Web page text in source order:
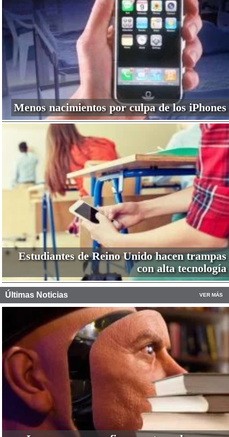
Menos nacimientos por culpa de los iPhones
Estudiantes de Reino Unido hacen trampas
con alta tecnología
Últimas Noticias VER MÁS